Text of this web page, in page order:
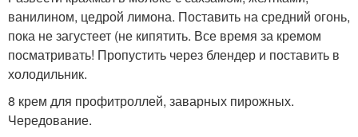
ванилином, цедрой лимона. Поставить на средний огонь,
пока не загустеет (не кипятить. Все время за кремом
посматривать! Пропустить через блендер и поставить в
холодильник.
8 крем для профитроллей, заварных пирожных.
Чередование.